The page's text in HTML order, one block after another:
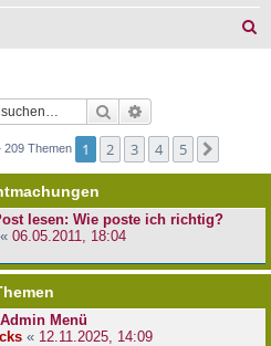
Suche
209 Themen 1 2 3 4 5
lesen: Wie poste ich richtig?
« 06.05.2011, 18:04
Menü
« 12.11.2025, 14:09